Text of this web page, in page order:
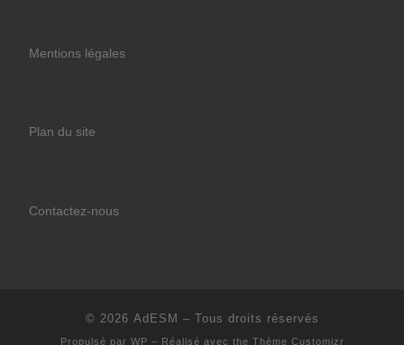
Mentions légales
Plan du site
Contactez-nous
© 2026 AdESM – Tous droits réservés
Propulsé par WP – Réalisé avec the Thème Customizr